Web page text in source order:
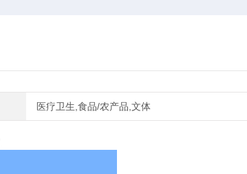
医疗卫生,食品/农产品,文体